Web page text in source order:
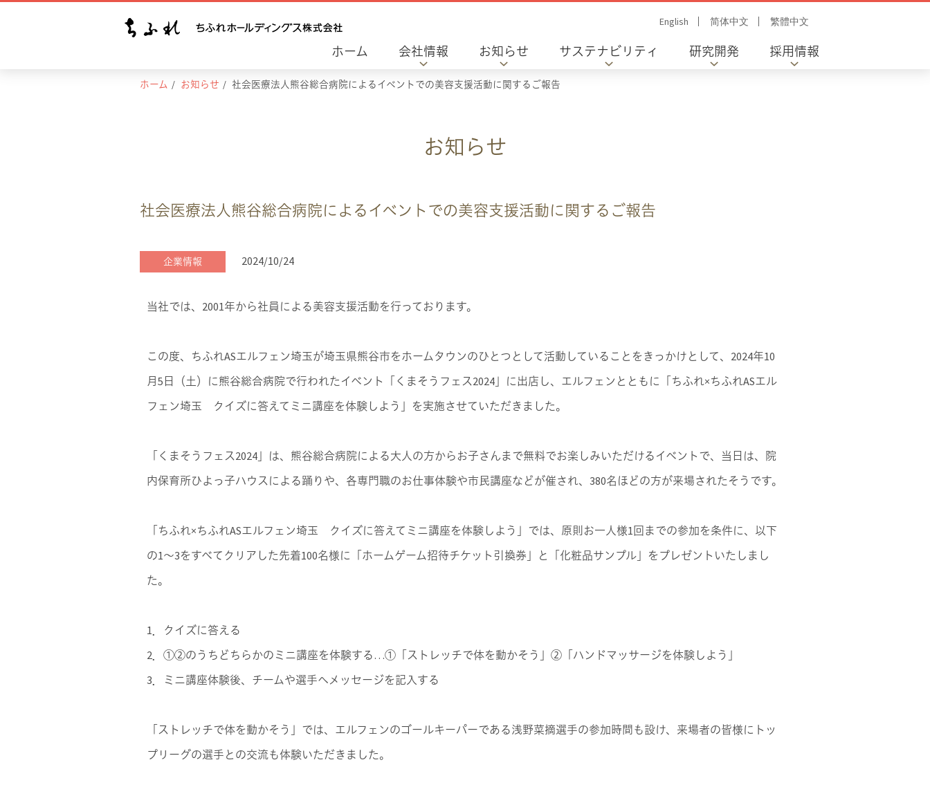
English 简体中文 繁體中文
ホーム 会社情報 お知らせ サステナビリティ 研究開発 採用情報
ホーム お知らせ 社会医療法人熊谷総合病院によるイベントでの美容支援活動に関するご報告
お知らせ
社会医療法人熊谷総合病院によるイベントでの美容支援活動に関するご報告
企業情報 2024/10/24
当社では、2001年から社員による美容支援活動を行っております。
この度、ちふれASエルフェン埼玉が埼玉県熊谷市をホームタウンのひとつとして活動していることをきっかけとして、2024年10
月5日（土）に熊谷総合病院で行われたイベント「くまそうフェス2024」に出店し、エルフェンとともに「ちふれ×ちふれASエル
フェン埼玉 クイズに答えてミニ講座を体験しよう」を実施させていただきました。
「くまそうフェス2024」は、熊谷総合病院による大人の方からお子さんまで無料でお楽しみいただけるイベントで、当日は、院
内保育所ひよっ子ハウスによる踊りや、各専門職のお仕事体験や市民講座などが催され、380名ほどの方が来場されたそうです。
「ちふれ×ちふれASエルフェン埼玉 クイズに答えてミニ講座を体験しよう」では、原則お一人様1回までの参加を条件に、以下
の1～3をすべてクリアした先着100名様に「ホームゲーム招待チケット引換券」と「化粧品サンプル」をプレゼントいたしまし
た。
1．クイズに答える
2．①②のうちどちらかのミニ講座を体験する…①「ストレッチで体を動かそう」②「ハンドマッサージを体験しよう」
3．ミニ講座体験後、チームや選手へメッセージを記入する
「ストレッチで体を動かそう」では、エルフェンのゴールキーパーである浅野菜摘選手の参加時間も設け、来場者の皆様にトッ
プリーグの選手との交流も体験いただきました。